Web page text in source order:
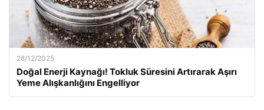
28/12/2025
Doğal Enerji Kaynağı! Tokluk Süresini Artırarak Aşırı
Yeme Alışkanlığını Engelliyor